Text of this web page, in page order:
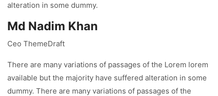
alteration in some dummy.
Md Nadim Khan
Ceo ThemeDraft
There are many variations of passages of the Lorem lorem
available but the majority have suffered alteration in some
dummy. There are many variations of passages of the